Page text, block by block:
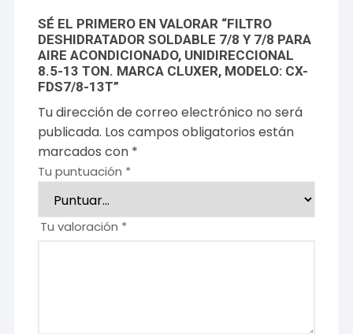
SÉ EL PRIMERO EN VALORAR “FILTRO
DESHIDRATADOR SOLDABLE 7/8 Y 7/8 PARA
AIRE ACONDICIONADO, UNIDIRECCIONAL
8.5-13 TON. MARCA CLUXER, MODELO: CX-
FDS7/8-13T”
Tu dirección de correo electrónico no será
publicada. Los campos obligatorios están
marcados con *
Tu puntuación *
Tu valoración *